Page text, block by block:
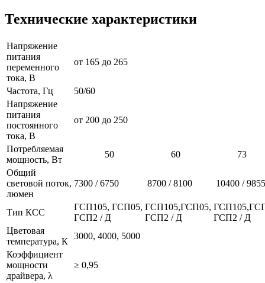
Технические характеристики
Напряжение
питания
переменного
тока, В
от 165 до 265
Частота, Гц
50/60
Напряжение
питания
постоянного
тока, В
от 200 до 250
Потребляемая
мощность, Вт
50 60
73
Общий
световой поток,
люмен
7300 / 6750 8700 / 8100 10400 / 9855
Тип КСС
ГСП105, ГСП05,
ГСП2 / Д
ГСП105,ГСП05,
ГСП2 / Д
ГСП2 / Д
Цветовая
температура, К
3000, 4000, 5000
Коэффициент
мощности
драйвера, λ
≥ 0,95